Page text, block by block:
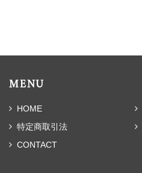
MENU
HOME
特定商取引法
CONTACT